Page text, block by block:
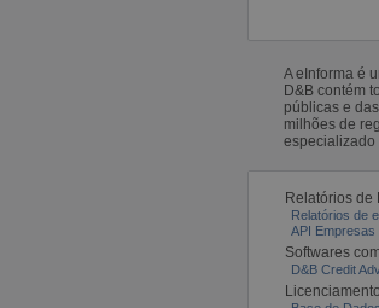
A eInforma é
D&B contém
públicas e
milhões de
especializado
Relatórios de
Relatórios de
API Empresas
Softwares
D&B Credit